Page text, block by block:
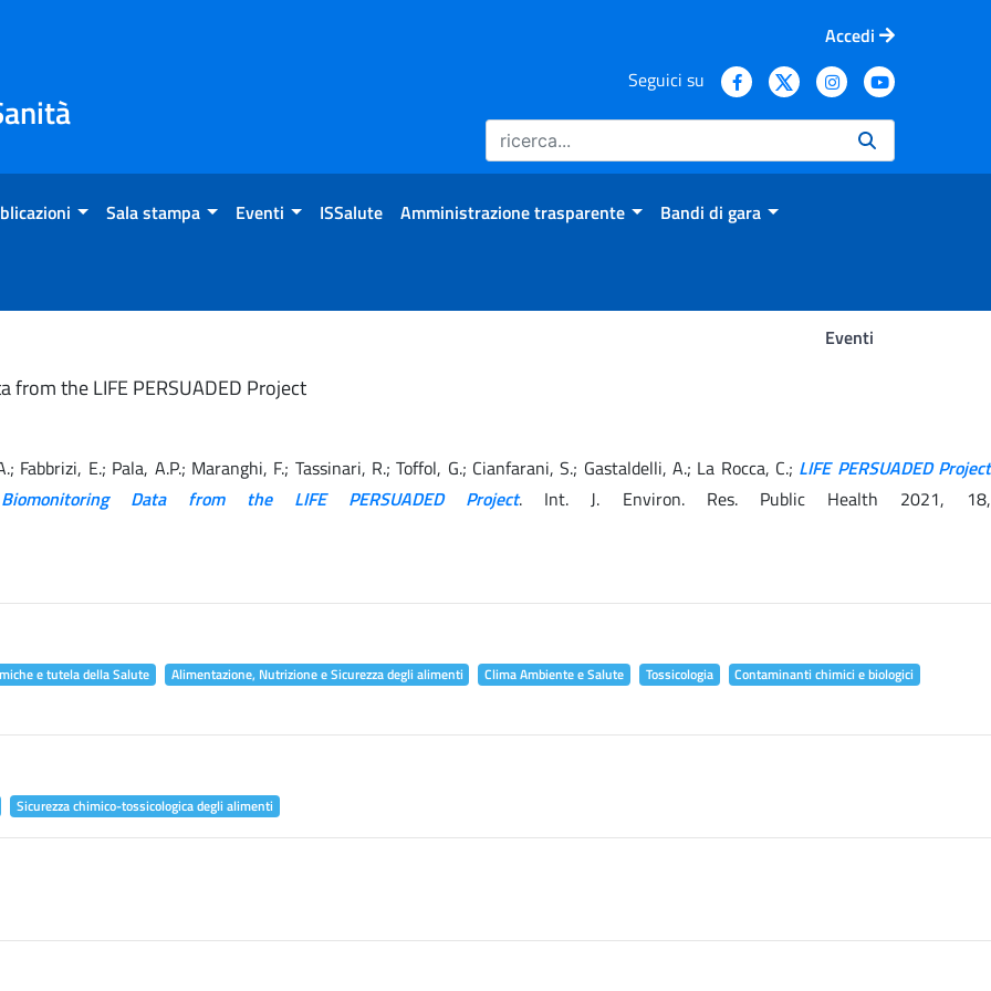
Accedi
Seguici su
Sala stampa Eventi ISSalute Amministrazione trasparente Bandi di gara
Eventi
the LIFE PERSUADED Project
E.; Pala, A.P.; Maranghi, F.; Tassinari, R.; Toffol, G.; Cianfarani, S.; Gastaldelli, A.; La Rocca, C.; LIFE PERSUADED Project
Data from the LIFE PERSUADED Project. Int. J. Environ. Res. Public Health 2021, 18,
e tutela della Salute Alimentazione, Nutrizione e Sicurezza degli alimenti Clima Ambiente e Salute Tossicologia Contaminanti chimici e biologici
Sicurezza chimico-tossicologica degli alimenti